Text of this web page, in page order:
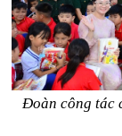
Đoàn công tác